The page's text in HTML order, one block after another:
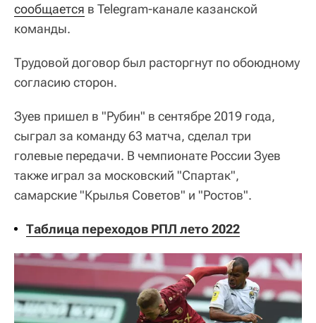
сообщается в Telegram-канале казанской
команды.
Трудовой договор был расторгнут по обоюдному
согласию сторон.
Зуев пришел в "Рубин" в сентябре 2019 года,
сыграл за команду 63 матча, сделал три
голевые передачи. В чемпионате России Зуев
также играл за московский "Спартак",
самарские "Крылья Советов" и "Ростов".
Таблица переходов РПЛ лето 2022